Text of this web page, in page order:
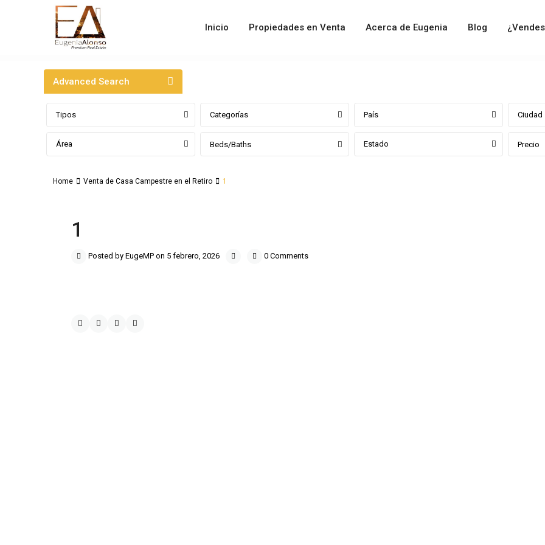
Inicio Propiedades en Venta Acerca de Eugenia Blog
Advanced Search
Tipos Categorías País Ciudad
Área Beds/Baths Estado Precio
Home Venta de Casa Campestre en el Retiro 1
1
Posted by EugeMP on 5 febrero, 2026 0 Comments